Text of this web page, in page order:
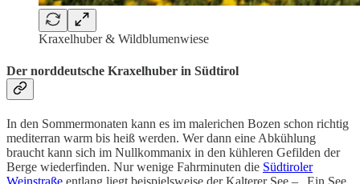
Kraxelhuber & Wildblumenwiese
Der norddeutsche Kraxelhuber in Südtirol
In den Sommermonaten kann es im malerichen Bozen schon richtig
mediterran warm bis heiß werden. Wer dann eine Abkühlung
braucht kann sich im Nullkommanix in den kühleren Gefilden der
Berge wiederfinden. Nur wenige Fahrminuten die Südtiroler
Weinstraße entlang liegt beispielsweise der Kalterer See – „Ein See